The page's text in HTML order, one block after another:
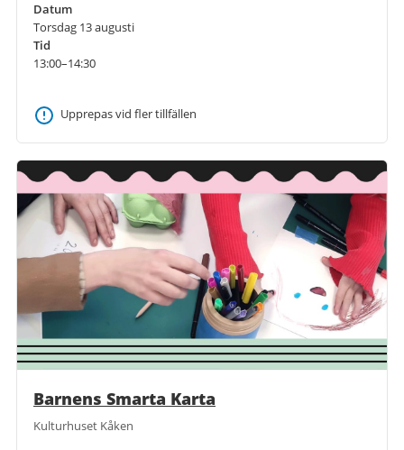
Datum
Torsdag 13 augusti
Tid
13:00–14:30
Upprepas vid fler tillfällen
Barnens Smarta Karta
Kulturhuset Kåken